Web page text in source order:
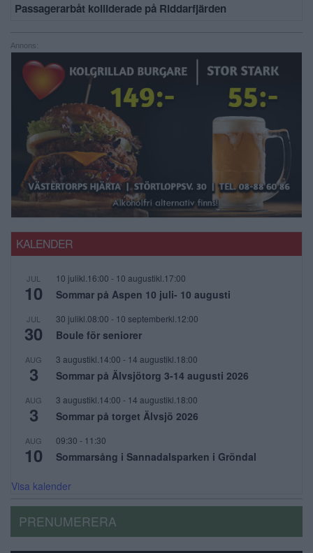
Passagerarbåt kolliderade på Riddarfjärden
Annons:
KALENDER
JUL
10
10 julikl.16:00 - 10 augustikl.17:00
Sommar på Aspen 10 juli- 10 augusti
JUL
30
30 julikl.08:00 - 10 septemberkl.12:00
Boule för seniorer
AUG
3
3 augustikl.14:00 - 14 augustikl.18:00
Sommar på Älvsjötorg 3-14 augusti 2026
AUG
3
3 augustikl.14:00 - 14 augustikl.18:00
Sommar på torget Älvsjö 2026
AUG
10
09:30 - 11:30
Sommarsång i Sannadalsparken i Gröndal
Visa kalender
PRENUMERERA